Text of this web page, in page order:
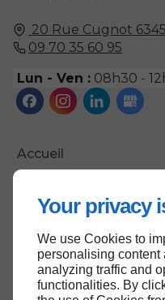
Your privacy
We use Cookies to
personalising content
analyzing traffic and
functionalities. By
20 Rue Cugnot
09 70 35 60 95
Lun - Ven : 08h30 -
Accueil
Mentions légales
Plan du site